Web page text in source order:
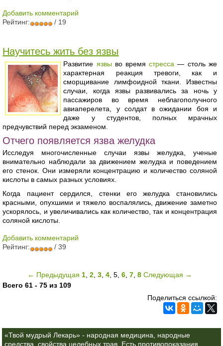
Добавить комментарий
Рейтинг:
/ 19
Научитесь жить без язвы
Развитие язвыво времястресса — столь же
характерная реакция тревоги, как и
сморщивание лимфоидной ткани. Известны
случаи, когда язвы развивались за ночь у
пассажиров во время неблагополучного
авиаперелета, у солдат в ожидании боя и
даже у студентов, полных мрачных
предчувствий перед экзаменом.
Отчего появляется язва желудка
Исследуя многочисленные случаи язвы желудка, ученые
внимательно наблюдали за движением желудка и поведением
его стенок. Они измеряли концентрацию и количество соляной
кислоты в самых разных условиях.
Когда пациент сердился, стенки его желудка становились
красными, опухшими и тяжело воспалялись, движение заметно
ускорялось, и увеличивались как количество, так и концентрация
соляной кислоты.
Добавить комментарий
Рейтинг:
/ 39
← Предыдущая 1 ,2 ,3 ,4 ,5 ,6 ,7 ,8 Следующая →
Всего 61 - 75 из 109
Поделиться ссылкой:
«Твой мудрый Лекарь» - народная медицина, народные
средства, свойства целебных трав. Есть противопоказания.